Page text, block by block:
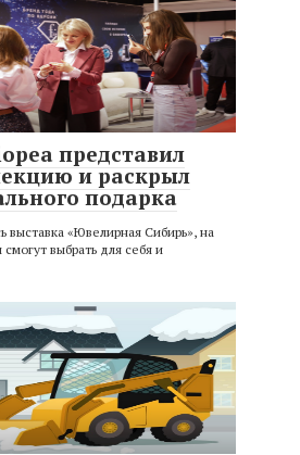
представил
и раскрыл
подарка
выставка «Ювелирная Сибирь», на
выбрать для себя и